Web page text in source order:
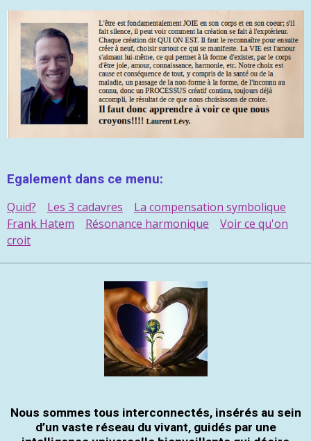
Egalement dans ce menu:
Quid?
Les 3 cadavres
La compensation symbolique
Frank Hatem
Résonance harmonique
Voir ce qu'on
croit
Nous sommes tous interconnectés, insérés au sein
d’un vaste réseau du vivant, guidés par une